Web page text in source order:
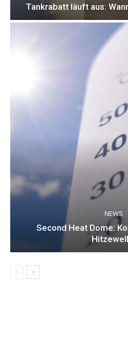
Tankrabatt läuft aus:
NEWS
Second Heat Dome: